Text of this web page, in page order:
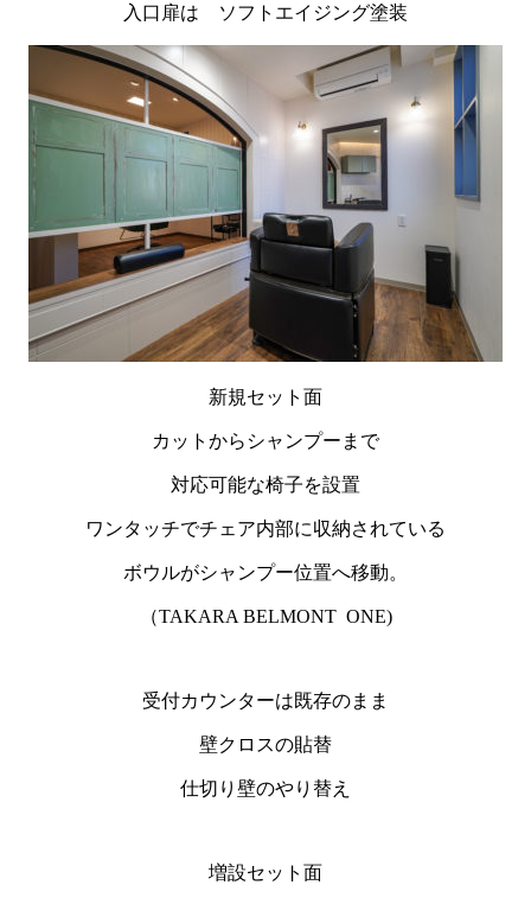
入口扉は ソフトエイジング塗装
新規セット面
カットからシャンプーまで
対応可能な椅子を設置
ワンタッチでチェア内部に収納されている
ボウルがシャンプー位置へ移動。
（TAKARA BELMONT ONE)
受付カウンターは既存のまま
壁クロスの貼替
仕切り壁のやり替え
増設セット面